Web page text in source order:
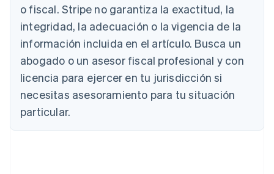
o fiscal. Stripe no garantiza la exactitud, la
integridad, la adecuación o la vigencia de la
información incluida en el artículo. Busca un
abogado o un asesor fiscal profesional y con
licencia para ejercer en tu jurisdicción si
necesitas asesoramiento para tu situación
particular.
Austria
DeutschEnglish
Bélgica
Nederlands FrançaisDeutsch English
Brasil
Português English
Bulgaria
English
Canadá
China continental